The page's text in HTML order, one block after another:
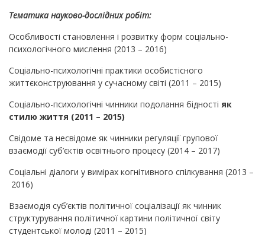
Тематика науково-дослідних робіт:
Особливості становлення і розвитку форм соціально-
психологічного мислення (2013 – 2016)
Соціально-психологічні практики особистісного
життєконструювання у сучасному світі (2011 – 2015)
Соціально-психологічні чинники подолання бідності як
стилю життя (2011 – 2015)
Свідоме та несвідоме як чинники регуляції групової
взаємодії суб’єктів освітнього процесу (2014 – 2017)
Соціальні діалоги у вимірах когнітивного спілкування (2013 –
2016)
Взаємодія суб’єктів політичної соціалізації як чинник
структурування політичної картини політичної світу
студентської молоді (2011 – 2015)